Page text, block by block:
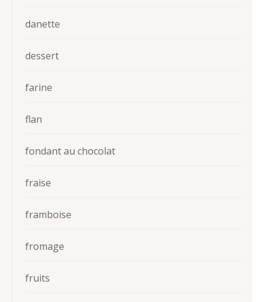
danette
dessert
farine
flan
fondant au chocolat
fraise
framboise
fromage
fruits